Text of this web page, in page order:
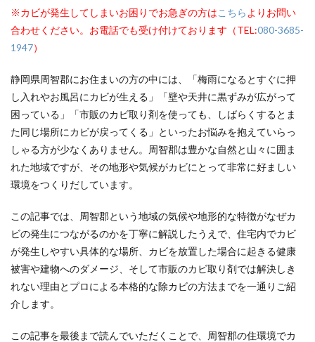
※カビが発生してしまいお困りでお急ぎの方はこちら よりお問い
合わせください。お電話でも受け付けております（TEL:080-3685-
1947）
静岡県周智郡にお住まいの方の中には、「梅雨になるとすぐに押
し入れやお風呂にカビが生える」「壁や天井に黒ずみが広がって
困っている」「市販のカビ取り剤を使っても、しばらくするとま
た同じ場所にカビが戻ってくる」といったお悩みを抱えていらっ
しゃる方が少なくありません。周智郡は豊かな自然と山々に囲ま
れた地域ですが、その地形や気候がカビにとって非常に好ましい
環境をつくりだしています。
この記事では、周智郡という地域の気候や地形的な特徴がなぜカ
ビの発生につながるのかを丁寧に解説したうえで、住宅内でカビ
が発生しやすい具体的な場所、カビを放置した場合に起きる健康
被害や建物へのダメージ、そして市販のカビ取り剤では解決しき
れない理由とプロによる本格的な除カビの方法までを一通りご紹
介します。
この記事を最後まで読んでいただくことで、周智郡の住環境でカ